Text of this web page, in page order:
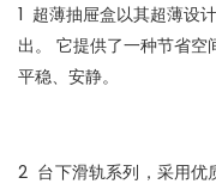
1 超薄抽屉盒以其超薄设
出。 它提供了一种节省
平稳、安静。
2 台下滑轨系列，采用